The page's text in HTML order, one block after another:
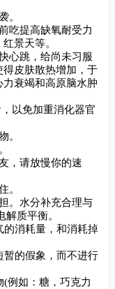
。
吃提高缺氧耐受力
景天等。
心跳，给尚未习服
皮肤散热增加，于
衰竭和高原脑水肿
以免加重消化器官
。
，请放慢你的速
。
。水分补充合理与
质平衡。
的消耗量，和消耗掉
暂的假象，而不进行
例如：糖，巧克力